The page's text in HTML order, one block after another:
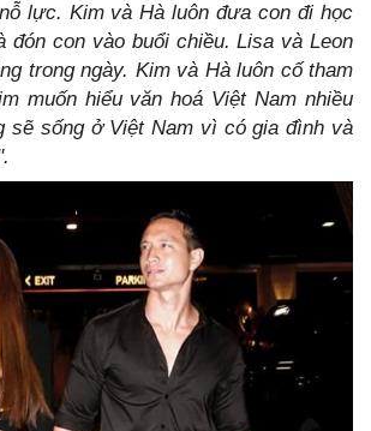
lực. Kim và Hà luôn đưa con đi học
đón con vào buổi chiều. Lisa và Leon
trong ngày. Kim và Hà luôn cố tham
muốn hiểu văn hoá Việt Nam nhiều
sẽ sống ở Việt Nam vì có gia đình và